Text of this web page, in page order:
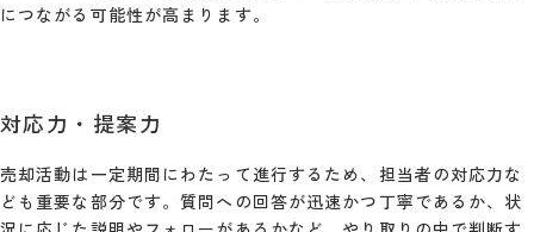
につながる可能性が高まります。
対応力・提案力
売却活動は一定期間にわたって進行するため、担当者の対応力な
ども重要な部分です。質問への回答が迅速かつ丁寧であるか、状